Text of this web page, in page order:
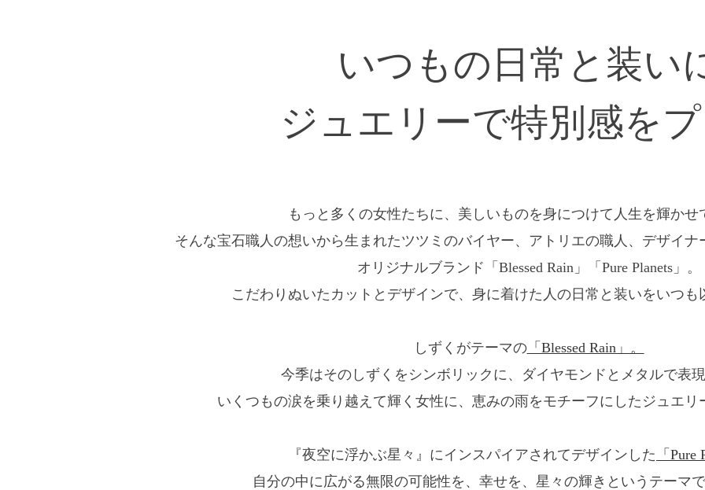
いつもの日常と装い
ジュエリーで特別感を
もっと多くの女性たちに、美しいものを身につけて人生を輝かせ
そんな宝石職人の想いから生まれたツツミのバイヤー、アトリエの職人、デザイ
オリジナルブランド「Blessed Rain」「Pure Planets」。
こだわりぬいたカットとデザインで、身に着けた人の日常と装いをいつも
しずくがテーマの「Blessed Rain」。
今季はそのしずくをシンボリックに、ダイヤモンドとメタルで表
いくつもの涙を乗り越えて輝く女性に、恵みの雨をモチーフにしたジュエリ
『夜空に浮かぶ星々』にインスパイアされてデザインした 「Pure
自分の中に広がる無限の可能性を、幸せを、星々の輝きというテーマ